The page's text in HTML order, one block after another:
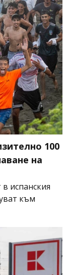
100
на
испанския
към